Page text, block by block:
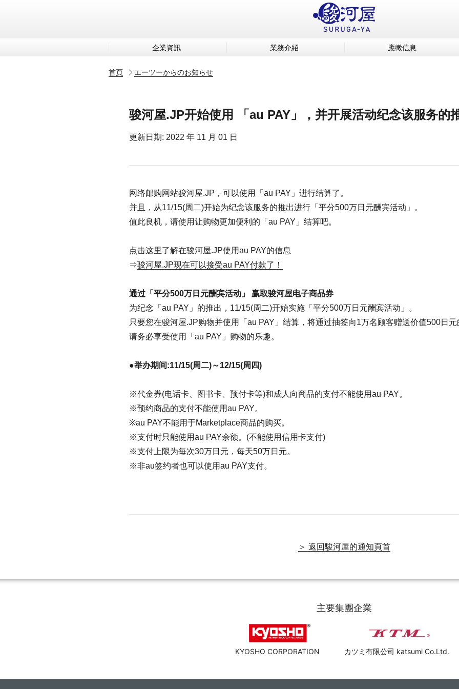
企業資訊 業務介紹 應徵信息
首頁 エーツーからのお知らせ
骏河屋.JP开始使用 「au PAY」，并开展活动纪念该服务的推
更新日期: 2022 年 11 月 01 日
网络邮购网站骏河屋.JP，可以使用「au PAY」进行结算了。
并且，从11/15(周二)开始为纪念该服务的推出进行「平分500万日元酬宾活动」。
值此良机，请使用让购物更加便利的「au PAY」结算吧。
点击这里了解在骏河屋.JP使用au PAY的信息
⇒骏河屋.JP现在可以接受au PAY付款了！
通过「平分500万日元酬宾活动」 赢取骏河屋电子商品券
为纪念「au PAY」的推出，11/15(周二)开始实施「平分500万日元酬宾活动」。
只要您在骏河屋.JP购物并使用「au PAY」结算，将通过抽签向1万名顾客赠送价值500日元
请务必享受使用「au PAY」购物的乐趣。
●举办期间:11/15(周二)～12/15(周四)
※代金券(电话卡、图书卡、预付卡等)和成人向商品的支付不能使用au PAY。
※预约商品的支付不能使用au PAY。
※au PAY不能用于Marketplace商品的购买。
※支付时只能使用au PAY余额。(不能使用信用卡支付)
※支付上限为每次30万日元，每天50万日元。
※非au签约者也可以使用au PAY支付。
＞ 返回駿河屋的通知頁首
主要集團企業
KYOSHO CORPORATION カツミ有限公司 katsumi Co.Ltd.